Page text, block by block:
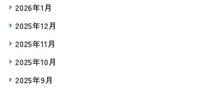
2026年1月
2025年12月
2025年11月
2025年10月
2025年9月